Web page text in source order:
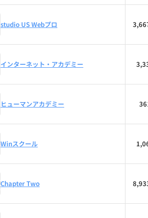
Webサイト：10件以上
SEOメディア：5件以上
LP：20本以上
主な関与サイト：reslog.jp/
得意領域
LP（ランディングページ）設計・
ワイヤーフレーム作成・UI/UXの
Webディレクション / LPO / EFO /
Webサイト・SEOメディアのディ
studio US Webプロ
インターネット・アカデミー
ヒューマンアカデミー
Winスクール
Chapter Two